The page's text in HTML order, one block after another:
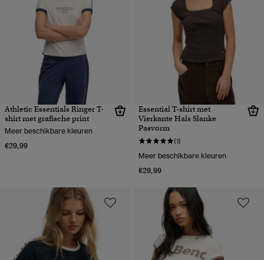
Athletic Essentials Ringer T-
shirt met grafische print
Meer beschikbare kleuren
€29,99
Essential T-shirt met
Vierkante Hals Slanke
Pasvorm
(1)
Meer beschikbare kleuren
€29,99